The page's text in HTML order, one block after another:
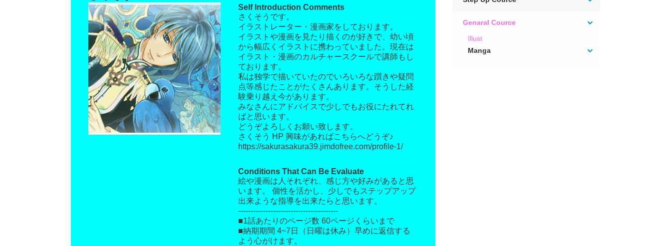
Self Introduction Comments
さくそうです。
イラストレーター・漫画家をしております。
イラストや漫画を見たり描くのが好きで、幼い頃
から幅広くイラストに携わっていました。現在は
イラスト・漫画のカルチャースクールで講師もし
ております。
私は独学で描いていたのでいろいろな躓きや疑問
点等感じたことがたくさんあります。そうした経
験乗り越え今があります。
みなさんにアドバイスで少しでもお役にたれてれ
ばと思います。
どうぞよろしくお願い致します。
さくそう HP 興味があればこちらへどうぞ♪
https://sakurasakura39.jimdofree.com/profile-1/
Conditions That Can Be Evaluate
絵や漫画は人それぞれ、感じ方や好みがあると思
います。 個性を活かし、少しでもステップアップ
出来ような指導を出来たらと思います。
----------------------------------------
■1話あたりのページ数 60ページくらいまで
■納期期間 4~7日（日曜は休み）早めに返信する
よう心がけます。
Genaral Cource
Illust
Manga